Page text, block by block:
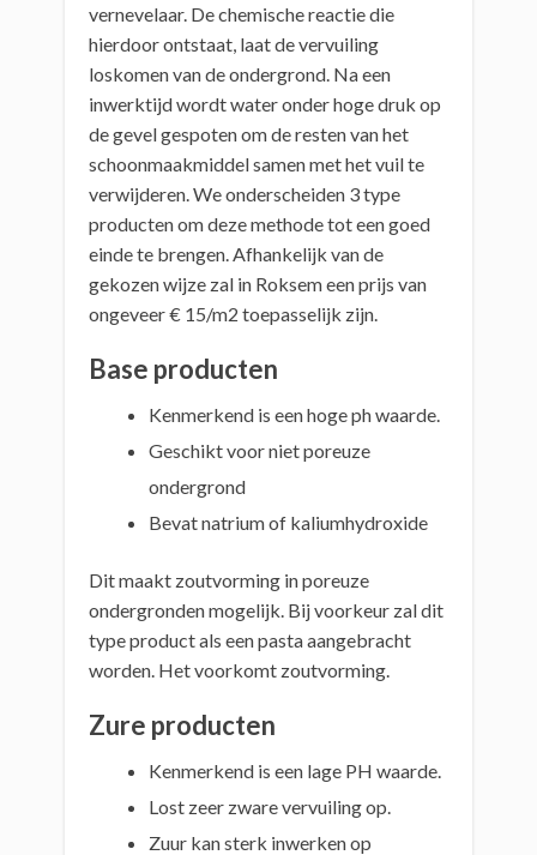
vernevelaar. De chemische reactie die
hierdoor ontstaat, laat de vervuiling
loskomen van de ondergrond. Na een
inwerktijd wordt water onder hoge druk op
de gevel gespoten om de resten van het
schoonmaakmiddel samen met het vuil te
verwijderen. We onderscheiden 3 type
producten om deze methode tot een goed
einde te brengen. Afhankelijk van de
gekozen wijze zal in Roksem een prijs van
ongeveer € 15/m2 toepasselijk zijn.
Base producten
Kenmerkend is een hoge ph waarde.
Geschikt voor niet poreuze
ondergrond
Bevat natrium of kaliumhydroxide
Dit maakt zoutvorming in poreuze
ondergronden mogelijk. Bij voorkeur zal dit
type product als een pasta aangebracht
worden. Het voorkomt zoutvorming.
Zure producten
Kenmerkend is een lage PH waarde.
Lost zeer zware vervuiling op.
Zuur kan sterk inwerken op